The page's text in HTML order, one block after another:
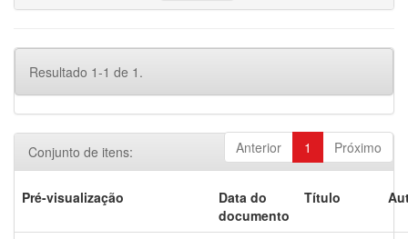
Resultado 1-1 de 1.
Anterior 1 Próximo
Conjunto de itens:
Pré-visualização
Data do
documento
Título